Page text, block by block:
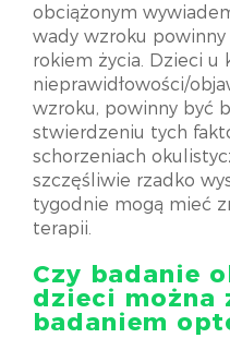
obciążonym
wady wzroku
rokiem życia. Dzieci u
nieprawidłowości/
wzroku, powinny być
stwierdzeniu tych
schorzeniach
szczęśliwie rzadko
tygodnie mogą mieć
terapii.
Czy badanie
dzieci można
badaniem